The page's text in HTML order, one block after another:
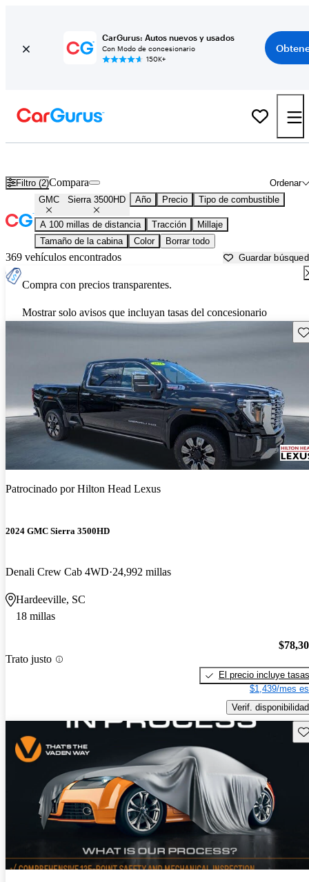
CarGurus: Autos nuevos y usados
Con Modo de concesionario
150K+
Filtro (2) Ordenar
Compara
GMC Sierra 3500HD Año Precio Tipo de combustible
A 100 millas de distancia Tracción
Millaje
Tamaño de la cabina
Color Borrar todo
369 vehículos encontrados Guardar
Compra con precios transparentes.
Mostrar solo avisos que incluyan tasas del concesionario
Patrocinado porHilton Head Lexus
2024 GMC Sierra 3500HD
Denali Crew Cab 4WD 24,992 millas
Hardeeville, SC
18 millas
Trato justo
El precio incluye tasas
$1,439/mes
Verif. disponibilidad